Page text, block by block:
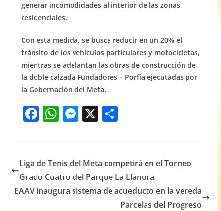
generar incomodidades al interior de las zonas
residenciales.
Con esta medida, se busca reducir en un 20% el
tránsito de los vehículos particulares y motocicletas,
mientras se adelantan las obras de construcción de
la doble calzada Fundadores – Porfía ejecutadas por
la Gobernación del Meta.
F
e
b
o
W
s
A
p
M
e
n
g
X S
e
Liga de Tenis del Meta competirá en el Torneo
Grado Cuatro del Parque La Llanura
EAAV inaugura sistema de acueducto en la vereda
Parcelas del Progreso